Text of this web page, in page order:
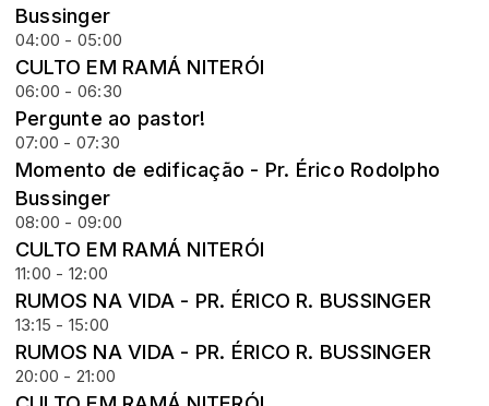
Bussinger
04:00 - 05:00
CULTO EM RAMÁ NITERÓI
06:00 - 06:30
Pergunte ao pastor!
07:00 - 07:30
Momento de edificação - Pr. Érico Rodolpho
Bussinger
08:00 - 09:00
CULTO EM RAMÁ NITERÓI
11:00 - 12:00
RUMOS NA VIDA - PR. ÉRICO R. BUSSINGER
13:15 - 15:00
RUMOS NA VIDA - PR. ÉRICO R. BUSSINGER
20:00 - 21:00